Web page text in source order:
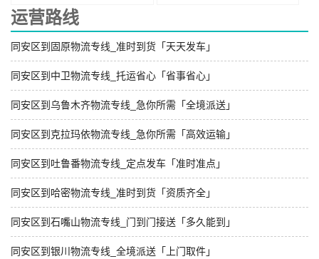
运营路线
同安区到固原物流专线_准时到货「天天发车」
同安区到中卫物流专线_托运省心「省事省心」
同安区到乌鲁木齐物流专线_急你所需「全境派送」
同安区到克拉玛依物流专线_急你所需「高效运输」
同安区到吐鲁番物流专线_定点发车「准时准点」
同安区到哈密物流专线_准时到货「资质齐全」
同安区到石嘴山物流专线_门到门接送「多久能到」
同安区到银川物流专线_全境派送「上门取件」